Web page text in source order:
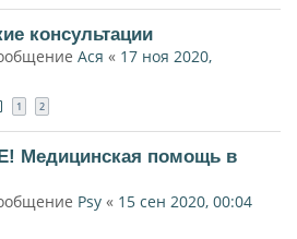
консультации
Ася « 17 ноя 2020,
1 2
Медицинская помощь в
Psy « 15 сен 2020, 00:04